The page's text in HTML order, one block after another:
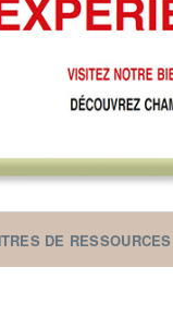
DE RESSOURCES